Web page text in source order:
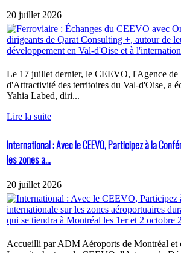
20 juillet 2026
Le 17 juillet dernier, le CEEVO, l'Agence de
d'Attractivité des territoires du Val-d'Oise, a
Yahia Labed, diri...
Lire la suite
International : Avec le CEEVO, Participez à la
les zones a...
20 juillet 2026
Accueilli par ADM Aéroports de Montréal et